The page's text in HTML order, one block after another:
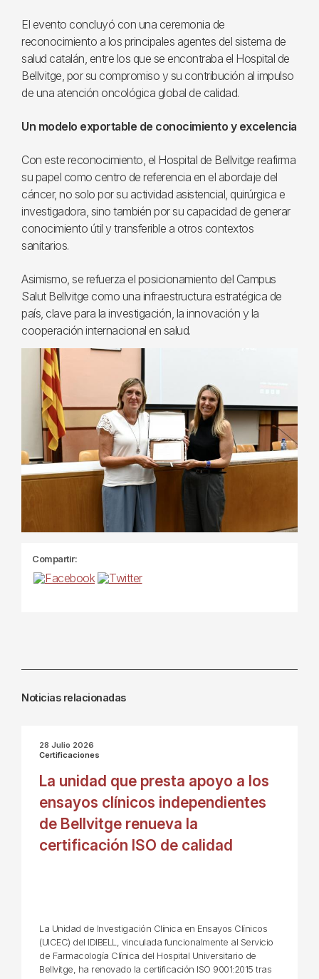
El evento concluyó con una ceremonia de
reconocimiento a los principales agentes del sistema de
salud catalán, entre los que se encontraba el Hospital de
Bellvitge, por su compromiso y su contribución al impulso
de una atención oncológica global de calidad.
Un modelo exportable de conocimiento y excelencia
Con este reconocimiento, el Hospital de Bellvitge reafirma
su papel como centro de referencia en el abordaje del
cáncer, no solo por su actividad asistencial, quirúrgica e
investigadora, sino también por su capacidad de generar
conocimiento útil y transferible a otros contextos
sanitarios.
Asimismo, se refuerza el posicionamiento del Campus
Salut Bellvitge como una infraestructura estratégica de
país, clave para la investigación, la innovación y la
cooperación internacional en salud.
Compartir:
Noticias relacionadas
28 Julio 2026
Certificaciones
La unidad que presta apoyo a los
ensayos clínicos independientes
de Bellvitge renueva la
certificación ISO de calidad
La Unidad de Investigación Clínica en Ensayos Clínicos
(UICEC) del IDIBELL, vinculada funcionalmente al Servicio
de Farmacología Clínica del Hospital Universitario de
Bellvitge, ha renovado la certificación ISO 9001:2015 tras